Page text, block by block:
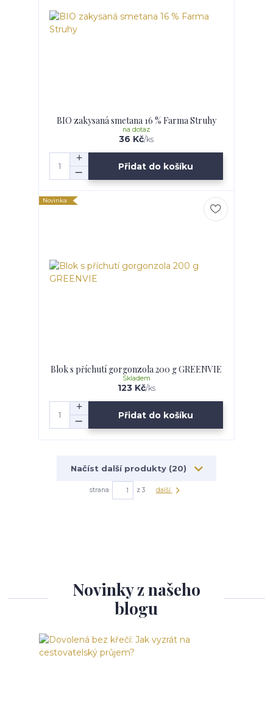
BIO zakysaná smetana 16 % Farma Struhy
36 Kč/ks
na dotaz
Přidat do košíku
Novinka
Blok s příchutí gorgonzola 200 g GREENVIE
123 Kč/ks
Skladem
Přidat do košíku
Načíst další produkty (20)
strana z 3 další
Novinky z našeho
blogu